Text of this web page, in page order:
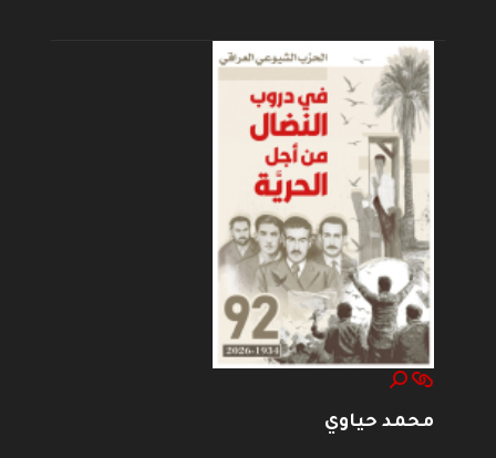
محمد حياوي